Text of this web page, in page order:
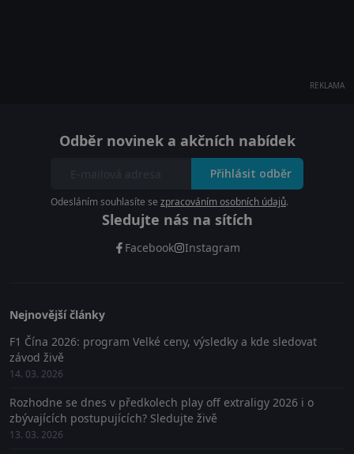
REKLAMA
Odběr novinek a akčních nabídek
Přihlásit odběr
Odesláním souhlasíte se zpracováním osobních údajů.
Sledujte nás na sítích
Facebook Instagram
Nejnovější články
F1 Čína 2026: program Velké ceny, výsledky a kde sledovat
závod živě
14. 03. 2026
Rozhodne se dnes v předkolech play off extraligy 2026 i o
zbývajících postupujících? Sledujte živě
13. 03. 2026